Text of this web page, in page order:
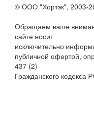
© ООО "Хортэк", 2003-
Обращаем ваше
сайте носит
исключительно
публичной офертой,
437 (2)
Гражданского кодекса